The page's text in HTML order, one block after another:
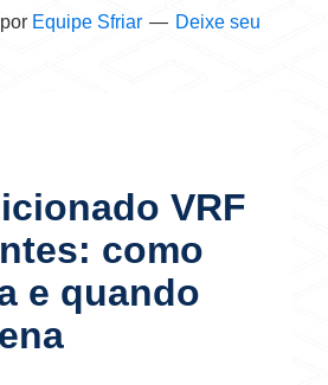
por Equipe Sfriar
Deixe seu
VRF
como
e quando